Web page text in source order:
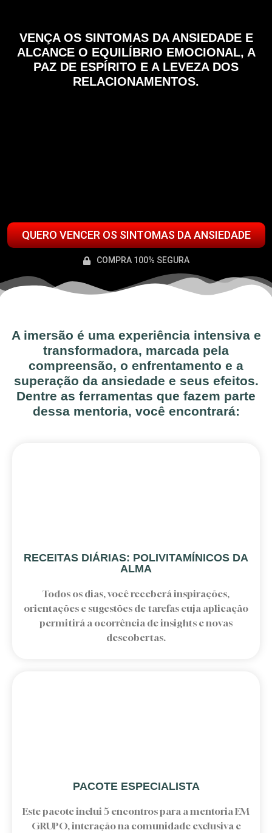
VENÇA OS SINTOMAS DA ANSIEDADE E
ALCANCE O EQUILÍBRIO EMOCIONAL, A
PAZ DE ESPÍRITO E A LEVEZA DOS
RELACIONAMENTOS.
QUERO VENCER OS SINTOMAS DA ANSIEDADE
COMPRA 100% SEGURA
A imersão é uma experiência intensiva e
transformadora, marcada pela
compreensão, o enfrentamento e a
superação da ansiedade e seus efeitos.
Dentre as ferramentas que fazem parte
dessa mentoria, você encontrará:
RECEITAS DIÁRIAS: POLIVITAMÍNICOS DA
ALMA
Todos os dias, você receberá inspirações,
orientações e sugestões de tarefas cuja aplicação
permitirá a ocorrência de insights e novas
descobertas.
PACOTE ESPECIALISTA
Este pacote inclui 5 encontros para a mentoria EM
GRUPO, interação na comunidade exclusiva e